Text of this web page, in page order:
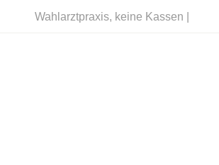
Wahlarztpraxis, keine Kassen |